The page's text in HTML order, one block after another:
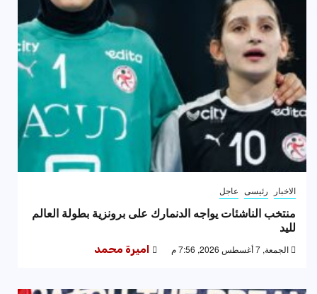
الاخبار رئيسى عاجل
منتخب الناشئات يواجه الدنمارك على برونزية بطولة العالم
لليد
الجمعة, 7 أغسطس 2026, 7:56 م اميرة محمد